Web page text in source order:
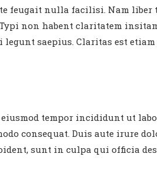
feugait nulla facilisi. Nam
non habent claritatem
saepius. Claritas est
tempor incididunt ut
consequat. Duis aute irure
sunt in culpa qui officia